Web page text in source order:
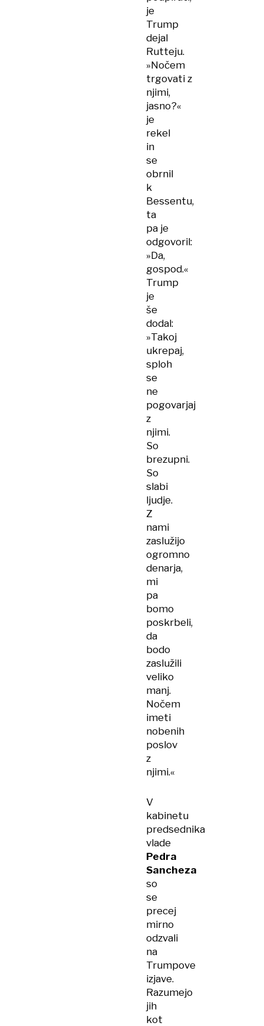
je
Trump
dejal
Rutteju.
»Nočem
trgovati z
njimi,
jasno?«
je
rekel
in
se
obrnil
k
Bessentu,
ta
pa je
odgovoril:
»Da,
gospod.«
Trump
je
še
dodal:
»Takoj
ukrepaj,
sploh
se
ne
pogovarjaj
z
njimi.
So
brezupni.
So
slabi
ljudje.
Z
nami
zaslužijo
ogromno
denarja,
mi
pa
bomo
poskrbeli,
da
bodo
zaslužili
veliko
manj.
Nočem
imeti
nobenih
poslov
z
njimi.«
V
kabinetu
predsednika
vlade
Pedra
Sancheza
so
se
precej
mirno
odzvali
na
Trumpove
izjave.
Razumejo
jih
kot